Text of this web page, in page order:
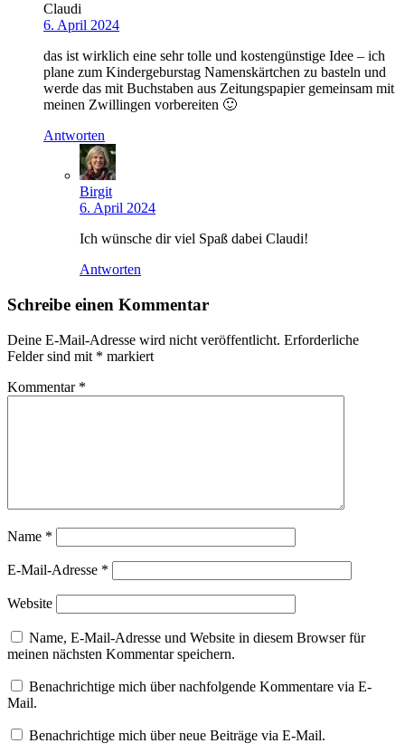
Claudi
6. April 2024
das ist wirklich eine sehr tolle und kostengünstige Idee – ich
plane zum Kindergeburstag Namenskärtchen zu basteln und
werde das mit Buchstaben aus Zeitungspapier gemeinsam mit
meinen Zwillingen vorbereiten 🙂
Antworten
Birgit
6. April 2024
Ich wünsche dir viel Spaß dabei Claudi!
Antworten
Schreibe einen Kommentar
Deine E-Mail-Adresse wird nicht veröffentlicht. Erforderliche
Felder sind mit * markiert
Kommentar *
Name *
E-Mail-Adresse *
Website
Name, E-Mail-Adresse und Website in diesem Browser für
meinen nächsten Kommentar speichern.
Benachrichtige mich über nachfolgende Kommentare via E-
Mail.
Benachrichtige mich über neue Beiträge via E-Mail.